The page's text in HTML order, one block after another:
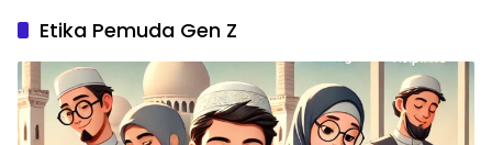
Etika Pemuda Gen Z